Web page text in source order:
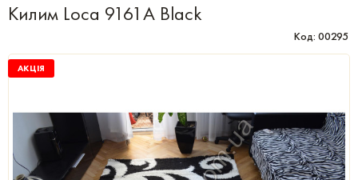
Килим Loca 9161A Black
Код: 00295
АКЦІЯ